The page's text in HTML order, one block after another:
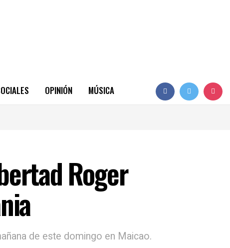
OPINIÓN MÚSICA
Roger
de este domingo en Maicao.